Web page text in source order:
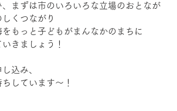
、まずは市のいろいろな立場のおとなが
しくつながり
をもっと子どもがまんなかのまちに
いきましょう！
込み、
ちしています〜！